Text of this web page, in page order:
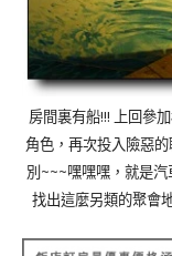
房間裏有船!!! 上回參
角色，再次投入險惡
別 ~~~嘿嘿嘿，就是汽
找出這麼另類的聚會